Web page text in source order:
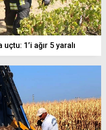
1’i ağır 5 yaralı